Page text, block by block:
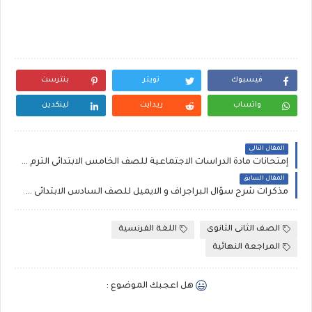
فيسبوك تويتر بنترست
واتساب ريدايت لينكدين
المقال التالي
إمتحانات مادة الدراسات الاجتماعية للصف الخامس الابتدائى الترم الاول
المقال السابق
مذكرات شرح سؤال البراجراف و الايميل للصف السادس الابتدائى فى اللغة الانجليزية Primary Six E-mail , Paragraph
الصف الثانى الثانوى
اللغة الفرنسية
المراجعة النهائية
هل اعجبك الموضوع :